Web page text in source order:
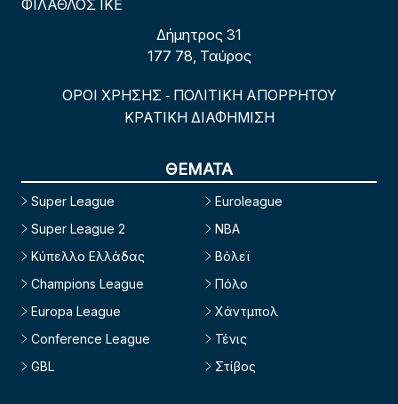
ΦΙΛΑΘΛΟΣ ΙΚΕ
Δήμητρος 31
177 78, Ταύρος
ΟΡΟΙ ΧΡΗΣΗΣ - ΠΟΛΙΤΙΚΗ ΑΠΟΡΡΗΤΟΥ
ΚΡΑΤΙΚΗ ΔΙΑΦΗΜΙΣΗ
ΘΕΜΑΤΑ
Super League
Super League 2
Κύπελλο Ελλάδας
Champions League
Europa League
Conference League
GBL
Euroleague
NBA
Βόλεϊ
Πόλο
Χάντμπολ
Τένις
Στίβος